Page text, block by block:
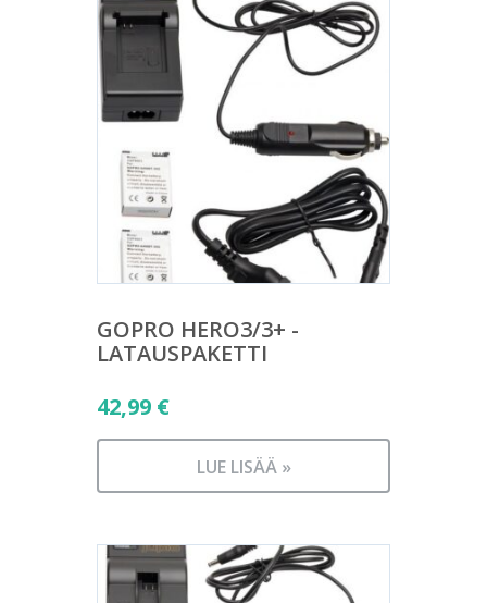
GOPRO HERO3/3+ -
LATAUSPAKETTI
42,99 €
LUE LISÄÄ »